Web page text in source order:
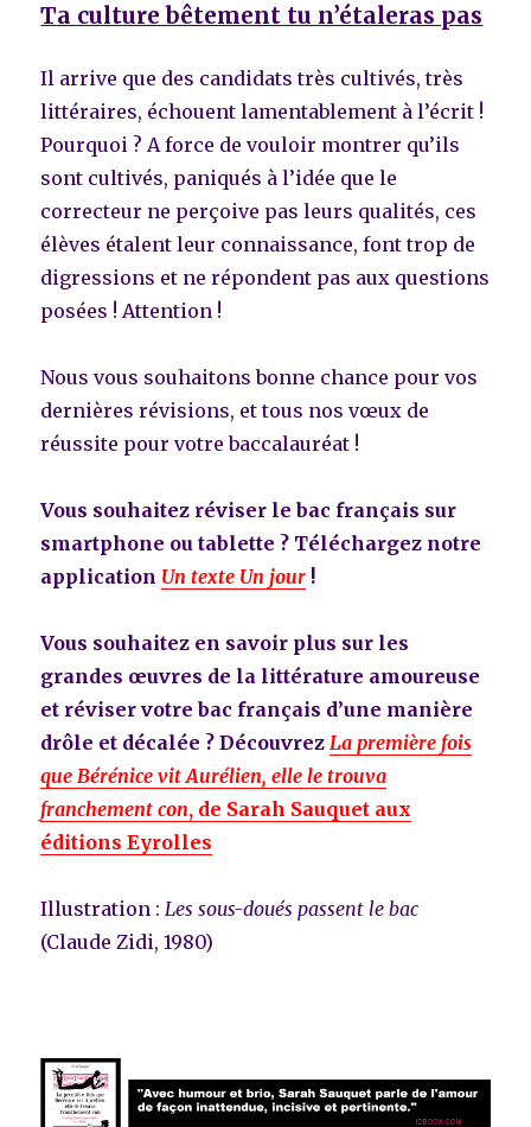
Ta culture bêtement tu n’étaleras pas
Il arrive que des candidats très cultivés, très
littéraires, échouent lamentablement à l’écrit !
Pourquoi ? A force de vouloir montrer qu’ils
sont cultivés, paniqués à l’idée que le
correcteur ne perçoive pas leurs qualités, ces
élèves étalent leur connaissance, font trop de
digressions et ne répondent pas aux questions
posées ! Attention !
Nous vous souhaitons bonne chance pour vos
dernières révisions, et tous nos vœux de
réussite pour votre baccalauréat !
Vous souhaitez réviser le bac français sur
smartphone ou tablette ? Téléchargez notre
application Un texte Un jour !
Vous souhaitez en savoir plus sur les
grandes œuvres de la littérature amoureuse
et réviser votre bac français d’une manière
drôle et décalée ? Découvrez La première fois
que Bérénice vit Aurélien, elle le trouva
franchement con, de Sarah Sauquet aux
éditions Eyrolles
Illustration : Les sous-doués passent le bac
(Claude Zidi, 1980)